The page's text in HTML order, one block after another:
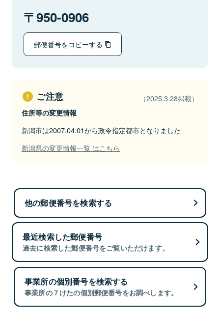
950-0906
郵便番号をコピーする
ご注意 （2025.3.28掲載）
住所等の変更情報
新潟市は2007.04.01から政令指定都市となりました
新潟県の変更情報一覧 はこちら
他の郵便番号を検索する
最近検索した郵便番号
過去に検索した郵便番号をご覧いただけます。
事業所の個別番号を検索する
事業所の７けたの個別郵便番号をお調べします。